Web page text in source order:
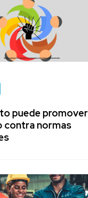
puede promover
contra normas